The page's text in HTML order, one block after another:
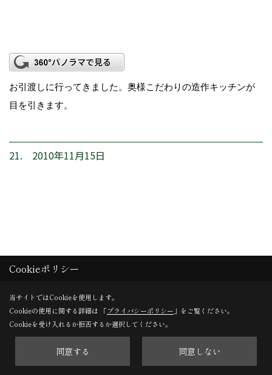
お引渡しに行ってきました。奥様こだわりの造作キッチンが
目を引きます。
21. 2010年11月15日
Cookieポリシー
当サイトではCookieを使用します。
Cookieの使用に関する詳細は 「プライバシーポリシー 」をご覧ください。
Cookieを受け入れるか拒否するか選択してください。
同意する 同意しない